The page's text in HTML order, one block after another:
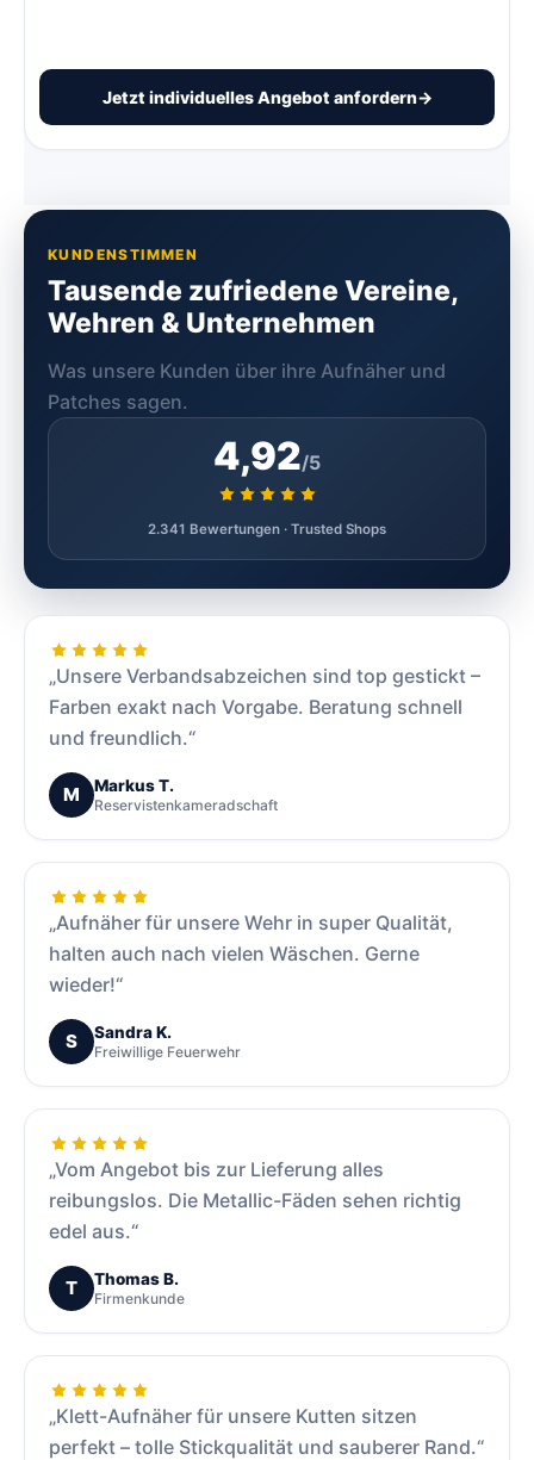
Jetzt individuelles Angebot anfordern→
KUNDENSTIMMEN
Tausende zufriedene Vereine,
Wehren & Unternehmen
Was unsere Kunden über ihre Aufnäher und
Patches sagen.
4,92/5
2.341 Bewertungen · Trusted Shops
„Unsere Verbandsabzeichen sind top gestickt –
Farben exakt nach Vorgabe. Beratung schnell
und freundlich.“
M Markus T.
Reservistenkameradschaft
„Aufnäher für unsere Wehr in super Qualität,
halten auch nach vielen Wäschen. Gerne
wieder!“
S Sandra K.
Freiwillige Feuerwehr
„Vom Angebot bis zur Lieferung alles
reibungslos. Die Metallic-Fäden sehen richtig
edel aus.“
T Thomas B.
Firmenkunde
„Klett-Aufnäher für unsere Kutten sitzen
perfekt – tolle Stickqualität und sauberer Rand.“